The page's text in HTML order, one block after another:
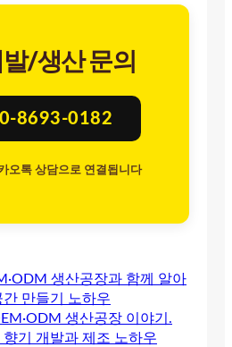
/생산 문의
8693-0182
오톡 상담으로 연결됩니다
생산공장과 함께 알아
만들기 노하우
생산공장 이야기.
기 개발과 제조 노하우